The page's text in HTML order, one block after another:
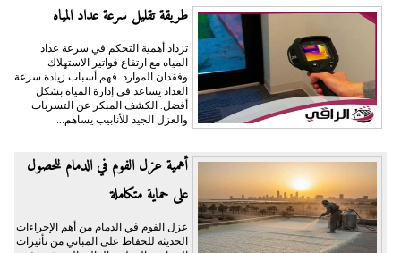
طريقة تقليل سرعة عداد المياه
تزداد أهمية التحكم في سرعة عداد
المياه مع ارتفاع فواتير الاستهلاك
وفقدان الموارد. فهم أسباب زيادة سرعة
العداد يساعد في إدارة المياه بشكل
أفضل. الكشف المبكر عن التسربات
والعزل الجيد للأنابيب يساهم...
أهمية عزل الفوم في الدمام للحصول
على حماية متكاملة
عزل الفوم في الدمام من أهم الإجراءات
الحديثة للحفاظ على المباني من تأثيرات